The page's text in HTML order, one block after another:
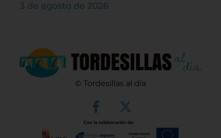
3 de agosto de 2026
© Tordesillas al día